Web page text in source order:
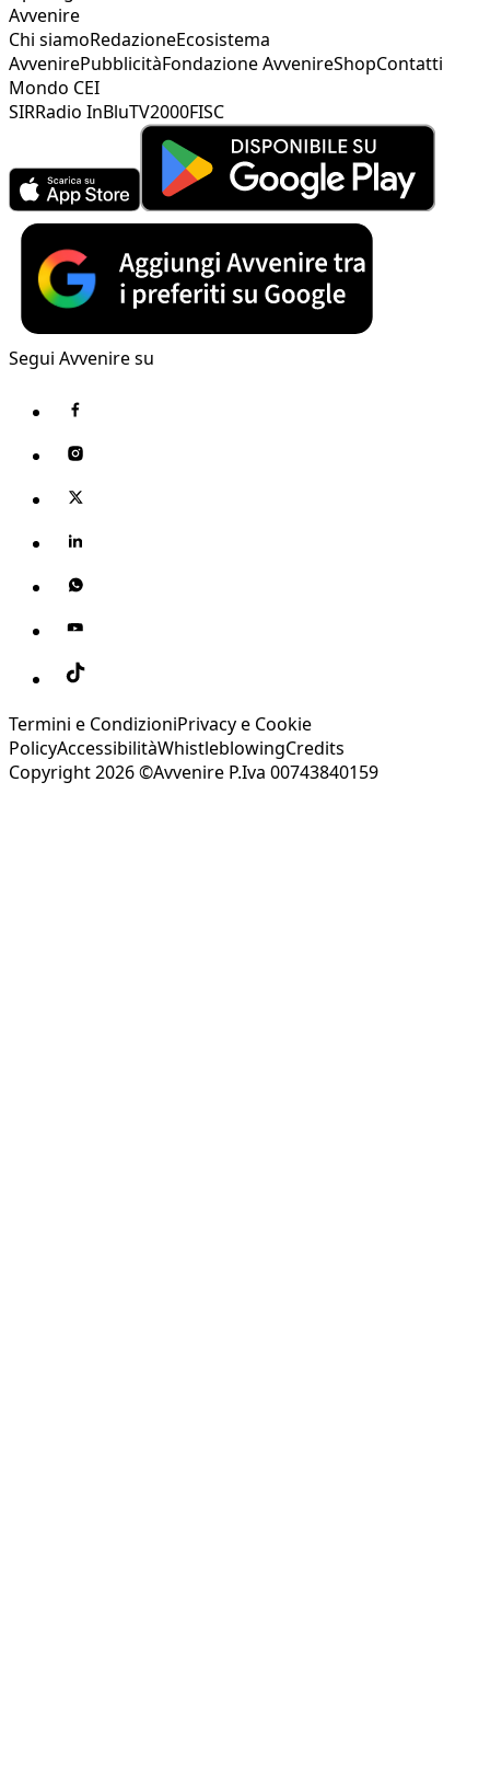
Avvenire
Chi siamoRedazioneEcosistema
AvvenirePubblicitàFondazione AvvenireShopContatti
Mondo CEI
SIRRadio InBluTV2000FISC
Segui Avvenire su
Termini e CondizioniPrivacy e Cookie
PolicyAccessibilitàWhistleblowingCredits
Copyright 2026 ©Avvenire P.Iva 00743840159